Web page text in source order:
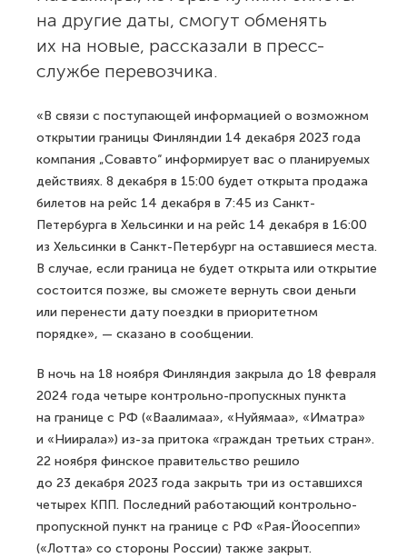
на другие даты, смогут обменять
их на новые, рассказали в пресс-
службе перевозчика.
«В связи с поступающей информацией о возможном
открытии границы Финляндии 14 декабря 2023 года
компания „Совавто“ информирует вас о планируемых
действиях. 8 декабря в 15:00 будет открыта продажа
билетов на рейс 14 декабря в 7:45 из Санкт-
Петербурга в Хельсинки и на рейс 14 декабря в 16:00
из Хельсинки в Санкт-Петербург на оставшиеся места.
В случае, если граница не будет открыта или открытие
состоится позже, вы сможете вернуть свои деньги
или перенести дату поездки в приоритетном
порядке», — сказано в сообщении.
В ночь на 18 ноября Финляндия закрыла до 18 февраля
2024 года четыре контрольно-пропускных пункта
на границе с РФ («Ваалимаа», «Нуйямаа», «Иматра»
и «Ниирала») из-за притока «граждан третьих стран».
22 ноября финское правительство решило
до 23 декабря 2023 года закрыть три из оставшихся
четырех КПП. Последний работающий контрольно-
пропускной пункт на границе с РФ «Рая-Йоосеппи»
(«Лотта» со стороны России) также закрыт.